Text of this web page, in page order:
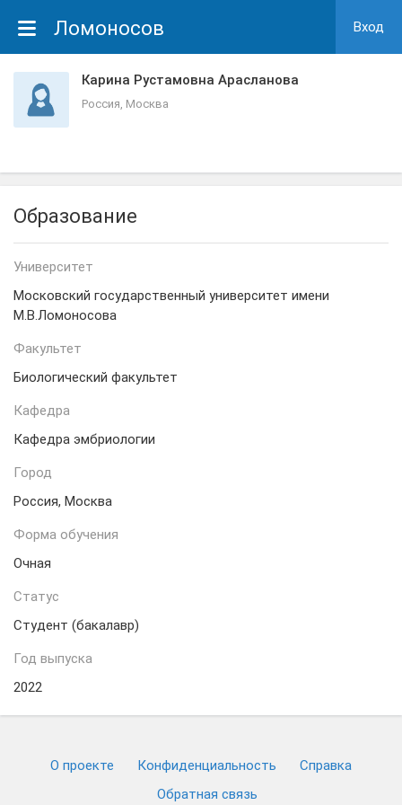
Ломоносов Вход
Карина Рустамовна Арасланова
Россия, Москва
Образование
Университет
Московский государственный университет имени
М.В.Ломоносова
Факультет
Биологический факультет
Кафедра
Кафедра эмбриологии
Город
Россия, Москва
Форма обучения
Очная
Статус
Студент (бакалавр)
Год выпуска
2022
О проекте Конфиденциальность
Cправка
Обратная связь